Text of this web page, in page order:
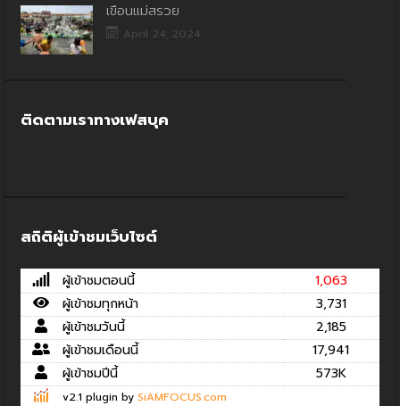
เขื่อนแม่สรวย
April 24, 2024
ติดตามเราทางเฟสบุค
สถิติผู้เข้าชมเว็บไซต์
ผู้เข้าชมตอนนี้
1,063
ผู้เข้าชมทุกหน้า
3,731
ผู้เข้าชมวันนี้
2,185
ผู้เข้าชมเดือนนี้
17,941
ผู้เข้าชมปีนี้
573K
v2.1 plugin by SiAMFOCUS.com